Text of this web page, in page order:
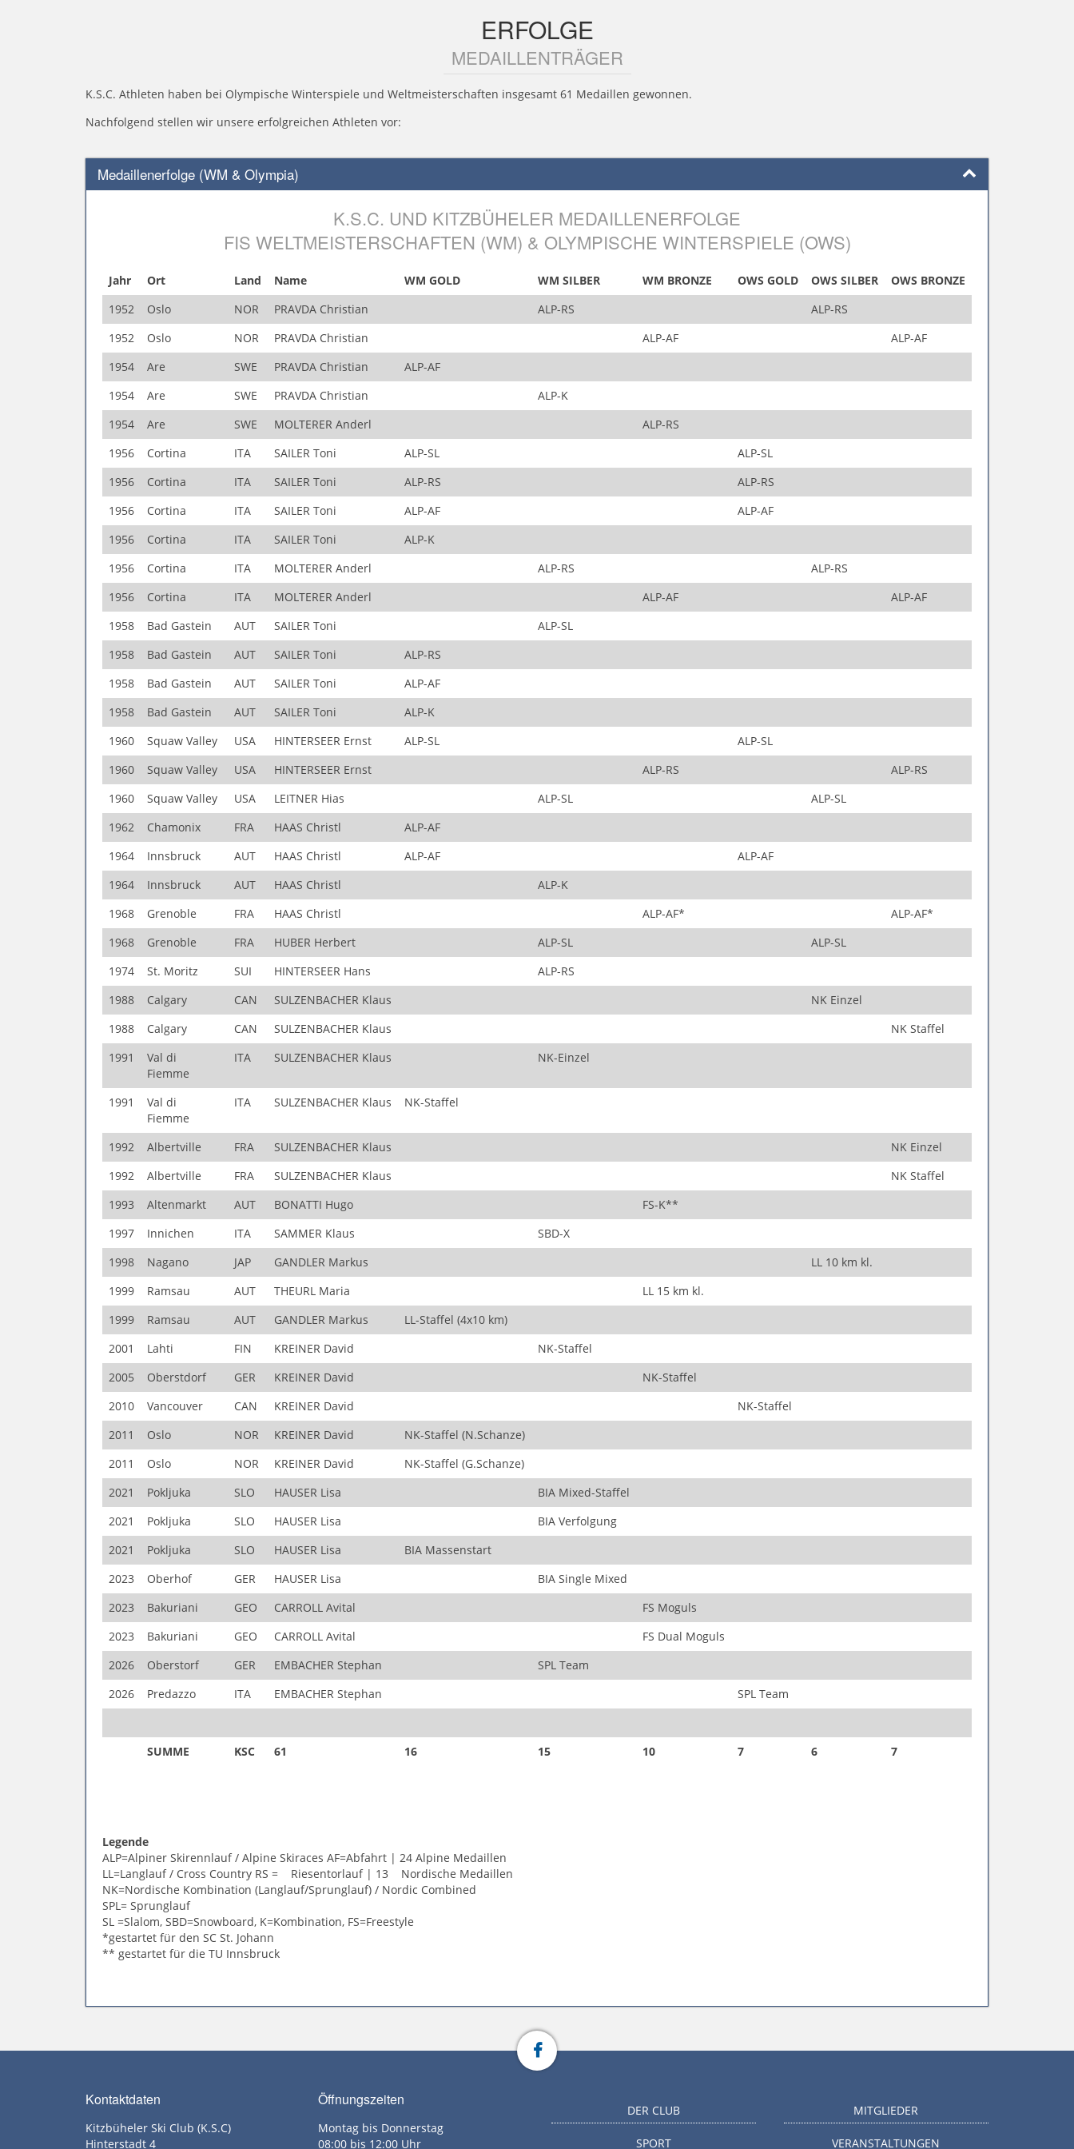
ERFOLGE
MEDAILLENTRÄGER
K.S.C. Athleten haben bei Olympische Winterspiele und Weltmeisterschaften insgesamt 61 Medaillen gewonnen.
Nachfolgend stellen wir unsere erfolgreichen Athleten vor:
Medaillenerfolge (WM & Olympia)
K.S.C. UND KITZBÜHELER MEDAILLENERFOLGE
FIS WELTMEISTERSCHAFTEN (WM) & OLYMPISCHE WINTERSPIELE (OWS)
Jahr Ort Land Name WM GOLD WM SILBER WM BRONZE OWS GOLD OWS SILBER
OWS BRONZE
1952
Oslo NOR PRAVDA Christian ALP-RS
ALP-RS
1952
Oslo NOR PRAVDA Christian ALP-AF
ALP-AF
1954
Are SWE PRAVDA Christian
ALP-AF
1954
Are SWE PRAVDA Christian
ALP-K
1954
Are SWE MOLTERER Anderl
ALP-RS
1956
Cortina ITA SAILER Toni ALP-SL
ALP-SL
1956
Cortina ITA SAILER Toni ALP-RS
ALP-RS
1956
Cortina ITA SAILER Toni ALP-AF
ALP-AF
1956
Cortina ITA SAILER Toni
ALP-K
1956
Cortina ITA MOLTERER Anderl ALP-RS
ALP-RS
1956
Cortina ITA MOLTERER Anderl ALP-AF
ALP-AF
1958
Bad Gastein AUT SAILER Toni
ALP-SL
1958
Bad Gastein AUT SAILER Toni
ALP-RS
1958
Bad Gastein AUT SAILER Toni
ALP-AF
1958
Bad Gastein AUT SAILER Toni
ALP-K
1960
Squaw Valley USA HINTERSEER Ernst ALP-SL
ALP-SL
1960
Squaw Valley USA HINTERSEER Ernst ALP-RS
ALP-RS
1960
Squaw Valley USA LEITNER Hias ALP-SL
ALP-SL
1962
Chamonix FRA HAAS Christl
ALP-AF
1964
Innsbruck AUT HAAS Christl ALP-AF
ALP-AF
1964
Innsbruck AUT HAAS Christl
ALP-K
1968
Grenoble FRA HAAS Christl ALP-AF*
ALP-AF*
1968
Grenoble FRA HUBER Herbert ALP-SL
ALP-SL
1974
St. Moritz SUI HINTERSEER Hans
ALP-RS
1988
Calgary CAN SULZENBACHER Klaus
NK Einzel
1988
Calgary CAN SULZENBACHER Klaus
NK Staffel
1991
Val di
Fiemme
ITA SULZENBACHER Klaus NK-Einzel
1991
Val di
Fiemme
ITA SULZENBACHER Klaus NK-Staffel
1992 Albertville FRA SULZENBACHER Klaus
NK Einzel
1992
Albertville FRA SULZENBACHER Klaus
NK Staffel
1993
Altenmarkt AUT BONATTI Hugo
FS-K**
1997
Innichen ITA SAMMER Klaus
SBD-X
1998
Nagano JAP GANDLER Markus
LL 10 km kl.
1999
Ramsau AUT THEURL Maria
LL 15 km kl.
1999
Ramsau AUT GANDLER Markus
LL-Staffel (4x10 km)
2001
Lahti FIN KREINER David
NK-Staffel
2005
Oberstdorf GER KREINER David
NK-Staffel
2010
Vancouver CAN KREINER David
NK-Staffel
2011
Oslo NOR KREINER David
NK-Staffel (N.Schanze)
2011
Oslo NOR KREINER David
NK-Staffel (G.Schanze)
2021
Pokljuka SLO HAUSER Lisa
BIA Mixed-Staffel
2021
Pokljuka SLO HAUSER Lisa
BIA Verfolgung
2021
Pokljuka SLO HAUSER Lisa
BIA Massenstart
2023
Oberhof GER HAUSER Lisa
BIA Single Mixed
2023
Bakuriani GEO CARROLL Avital
FS Moguls
2023
Bakuriani GEO CARROLL Avital
FS Dual Moguls
2026
Oberstorf GER EMBACHER Stephan
SPL Team
2026
Predazzo ITA EMBACHER Stephan SPL Team
SUMME KSC 61 16 15 10 7 6 7
Legende
ALP=Alpiner Skirennlauf / Alpine Skiraces AF=Abfahrt | 24 Alpine Medaillen
LL=Langlauf / Cross Country RS = Riesentorlauf | 13 Nordische Medaillen
NK=Nordische Kombination (Langlauf/Sprunglauf) / Nordic Combined
SPL= Sprunglauf
SL =Slalom, SBD=Snowboard, K=Kombination, FS=Freestyle
*gestartet für den SC St. Johann
** gestartet für die TU Innsbruck
Kontaktdaten
Kitzbüheler Ski Club (K.S.C)
Hinterstadt 4
Öffnungszeiten
Montag bis Donnerstag
08:00 bis 12:00 Uhr
DER CLUB
SPORT
MITGLIEDER
VERANSTALTUNGEN